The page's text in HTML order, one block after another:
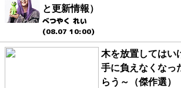
と更新情報）
べつやく れい
(08.07 10:00)
木を放置してはい
手に負えなくなっ
らう～（傑作選）